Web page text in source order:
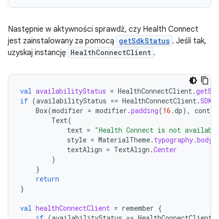
Następnie w aktywności sprawdź, czy Health Connect
jest zainstalowany za pomocą getSdkStatus . Jeśli tak,
uzyskaj instancję HealthConnectClient .
val availabilityStatus = HealthConnectClient.
if (availabilityStatus == HealthConnectClient.
Box(modifier = modifier .padding(16.dp),
Text(
text = "Health Connect is not
style = MaterialTheme. typography.
textAlign = TextAlign .Center
)
}
return
}
val healthConnectClient = remember {